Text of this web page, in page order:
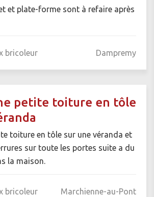
et plate-forme sont à refaire après
bricoleur Dampremy
petite toiture en tôle
toiture en tôle sur une véranda et
sur toute les portes suite a du
la maison.
bricoleur Marchienne-au-Pont